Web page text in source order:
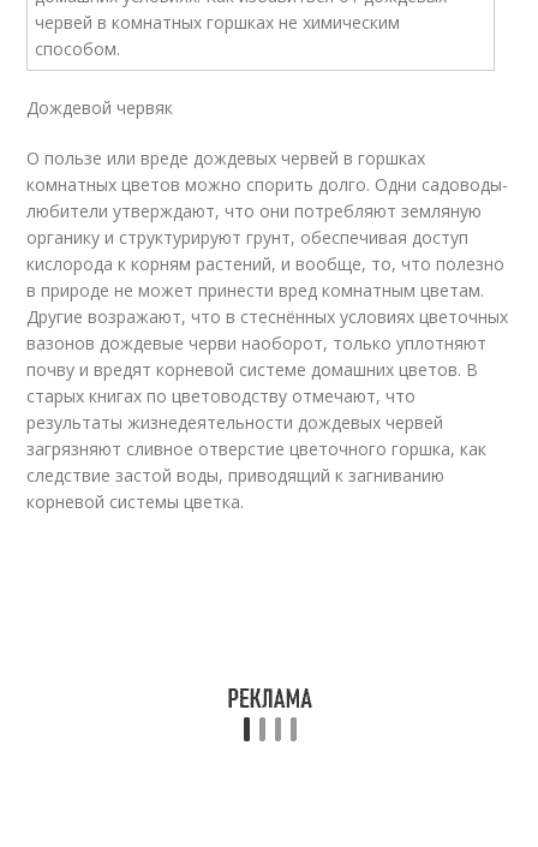
Дождевой червяк
О пользе или вреде дождевых червей в горшках
комнатных цветов можно спорить долго. Одни садоводы-
любители утверждают, что они потребляют земляную
органику и структурируют грунт, обеспечивая доступ
кислорода к корням растений, и вообще, то, что полезно
в природе не может принести вред комнатным цветам.
Другие возражают, что в стеснённых условиях цветочных
вазонов дождевые черви наоборот, только уплотняют
почву и вредят корневой системе домашних цветов. В
старых книгах по цветоводству отмечают, что
результаты жизнедеятельности дождевых червей
загрязняют сливное отверстие цветочного горшка, как
следствие застой воды, приводящий к загниванию
корневой системы цветка.